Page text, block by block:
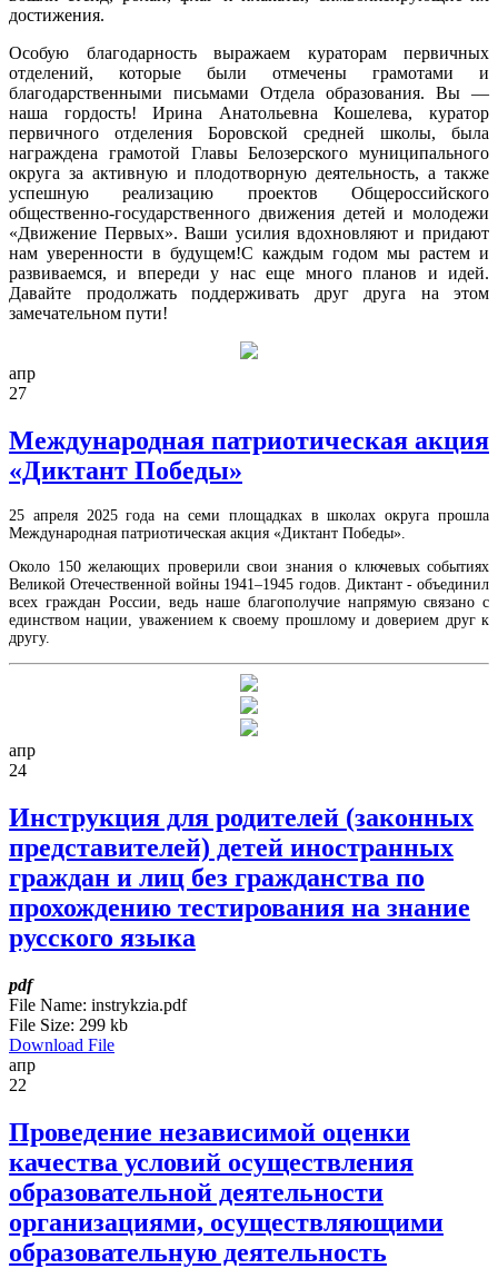
достижения.
Особую благодарность выражаем кураторам первичных
отделений, которые были отмечены грамотами и
благодарственными письмами Отдела образования. Вы —
наша гордость! Ирина Анатольевна Кошелева, куратор
первичного отделения Боровской средней школы, была
награждена грамотой Главы Белозерского муниципального
округа за активную и плодотворную деятельность, а также
успешную реализацию проектов Общероссийского
общественно-государственного движения детей и молодежи
«Движение Первых». Ваши усилия вдохновляют и придают
нам уверенности в будущем!С каждым годом мы растем и
развиваемся, и впереди у нас еще много планов и идей.
Давайте продолжать поддерживать друг друга на этом
замечательном пути!
апр
27
Международная патриотическая акция
«Диктант Победы»
25 апреля 2025 года на семи площадках в школах округа прошла
Международная патриотическая акция «Диктант Победы».
Около 150 желающих проверили свои знания о ключевых событиях
Великой Отечественной войны 1941–1945 годов. Диктант - объединил
всех граждан России, ведь наше благополучие напрямую связано с
единством нации, уважением к своему прошлому и доверием друг к
другу.
апр
24
Инструкция для родителей (законных
представителей) детей иностранных
граждан и лиц без гражданства по
прохождению тестирования на знание
русского языка
pdf
File Name: instrykzia.pdf
File Size: 299 kb
Download File
апр
22
Проведение независимой оценки
качества условий осуществления
образовательной деятельности
организациями, осуществляющими
образовательную деятельность